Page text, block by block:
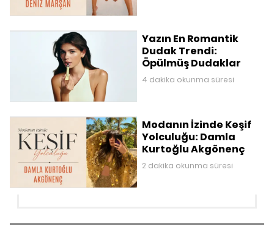
Yazın En Romantik
Dudak Trendi:
Öpülmüş Dudaklar
4 dakika okunma süresi
Modanın İzinde Keşif
Yolculuğu: Damla
Kurtoğlu Akgönenç
2 dakika okunma süresi